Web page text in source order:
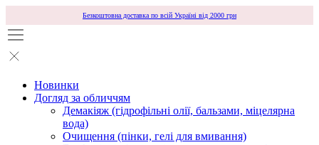
Безкоштовна доставка по всій Україні від 2000 грн
Новинки
Догляд за обличчям
Демакіяж (гідрофільні олії, бальзами, міцелярна
вода)
Очищення (пінки, гелі для вмивання)